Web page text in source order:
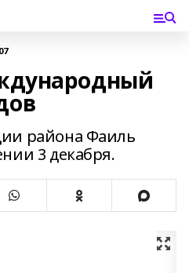
района Фаиль
3 декабря.